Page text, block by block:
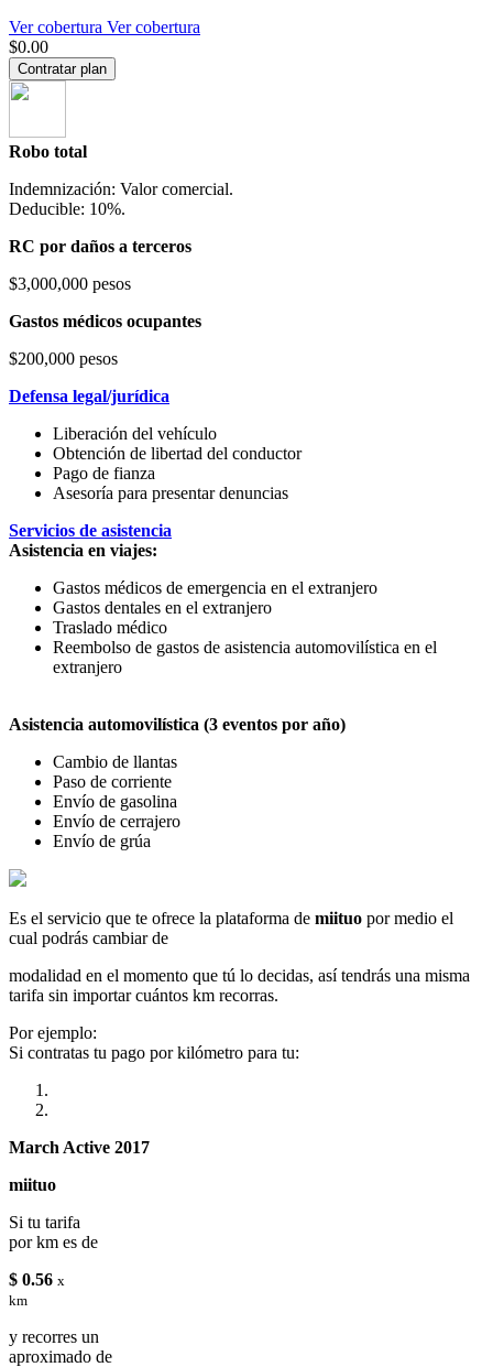
Ver cobertura Ver cobertura
$0.00
Contratar plan
Robo total
Indemnización: Valor comercial.
Deducible: 10%.
RC por daños a terceros
$3,000,000 pesos
Gastos médicos ocupantes
$200,000 pesos
Defensa legal/jurídica
Liberación del vehículo
Obtención de libertad del conductor
Pago de fianza
Asesoría para presentar denuncias
Servicios de asistencia
Asistencia en viajes:
Gastos médicos de emergencia en el extranjero
Gastos dentales en el extranjero
Traslado médico
Reembolso de gastos de asistencia automovilística en el
extranjero
Asistencia automovilística (3 eventos por año)
Cambio de llantas
Paso de corriente
Envío de gasolina
Envío de cerrajero
Envío de grúa
Es el servicio que te ofrece la plataforma de miituo por medio el
cual podrás cambiar de
modalidad en el momento que tú lo decidas, así tendrás una misma
tarifa sin importar cuántos km recorras.
Por ejemplo:
Si contratas tu pago por kilómetro para tu:
March Active 2017
miituo
Si tu tarifa
por km es de
$ 0.56 x
km
y recorres un
aproximado de